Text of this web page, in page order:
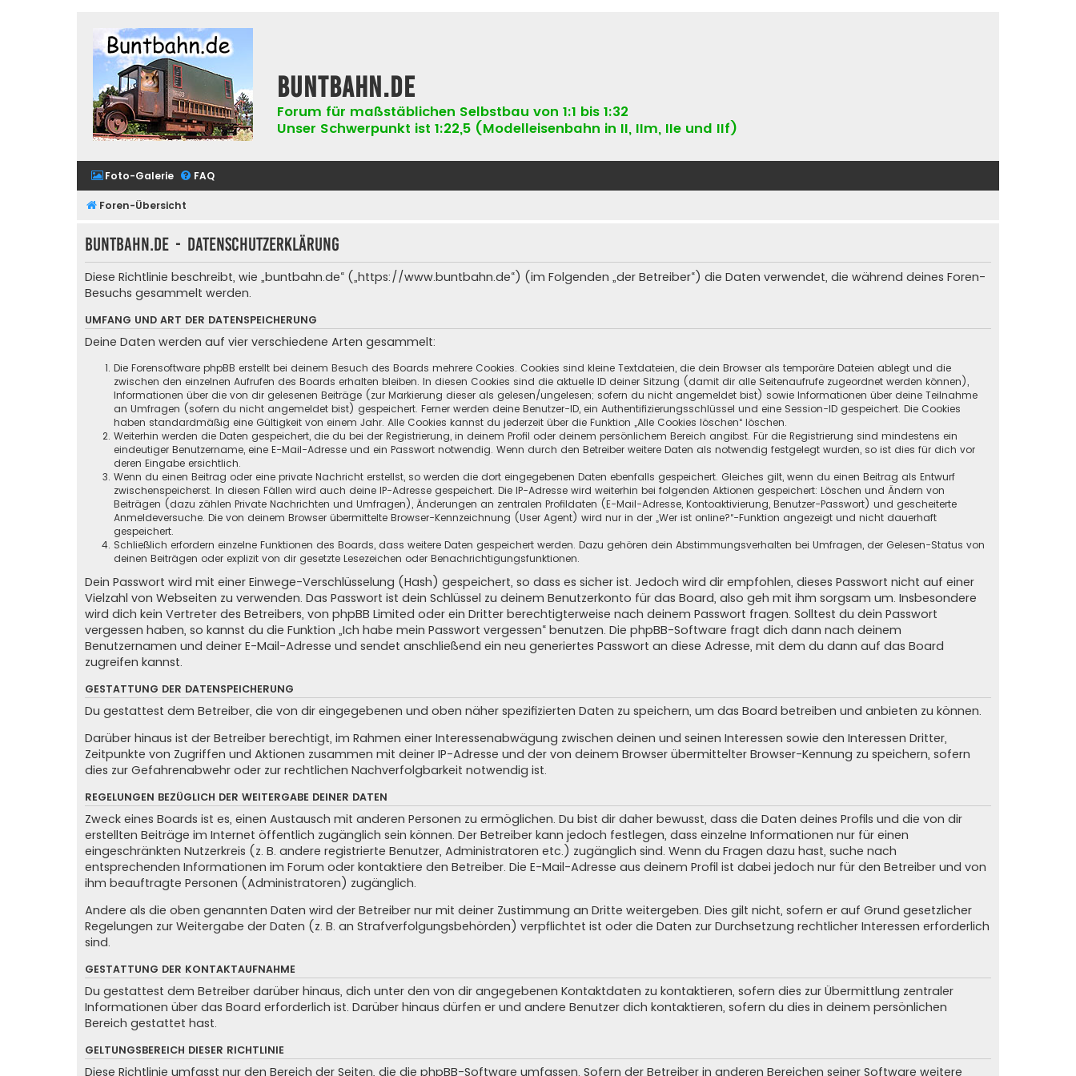
buntbahn.de
Forum für maßstäblichen Selbstbau von 1:1 bis 1:32
Unser Schwerpunkt ist 1:22,5 (Modelleisenbahn in II, IIm, IIe und IIf)
Foto-Galerie FAQ
Foren-Übersicht
buntbahn.de - Datenschutzerklärung
Diese Richtlinie beschreibt, wie „buntbahn.de“ („https://www.buntbahn.de“) (im Folgenden „der Betreiber“) die Daten verwendet, die während deines Foren-
Besuchs gesammelt werden.
UMFANG UND ART DER DATENSPEICHERUNG
Deine Daten werden auf vier verschiedene Arten gesammelt:
Die Forensoftware phpBB erstellt bei deinem Besuch des Boards mehrere Cookies. Cookies sind kleine Textdateien, die dein Browser als temporäre Dateien ablegt und die
zwischen den einzelnen Aufrufen des Boards erhalten bleiben. In diesen Cookies sind die aktuelle ID deiner Sitzung (damit dir alle Seitenaufrufe zugeordnet werden können),
Informationen über die von dir gelesenen Beiträge (zur Markierung dieser als gelesen/ungelesen; sofern du nicht angemeldet bist) sowie Informationen über deine Teilnahme
an Umfragen (sofern du nicht angemeldet bist) gespeichert. Ferner werden deine Benutzer-ID, ein Authentifizierungsschlüssel und eine Session-ID gespeichert. Die Cookies
haben standardmäßig eine Gültigkeit von einem Jahr. Alle Cookies kannst du jederzeit über die Funktion „Alle Cookies löschen“ löschen.
Weiterhin werden die Daten gespeichert, die du bei der Registrierung, in deinem Profil oder deinem persönlichem Bereich angibst. Für die Registrierung sind mindestens ein
eindeutiger Benutzername, eine E-Mail-Adresse und ein Passwort notwendig. Wenn durch den Betreiber weitere Daten als notwendig festgelegt wurden, so ist dies für dich vor
deren Eingabe ersichtlich.
Wenn du einen Beitrag oder eine private Nachricht erstellst, so werden die dort eingegebenen Daten ebenfalls gespeichert. Gleiches gilt, wenn du einen Beitrag als Entwurf
zwischenspeicherst. In diesen Fällen wird auch deine IP-Adresse gespeichert. Die IP-Adresse wird weiterhin bei folgenden Aktionen gespeichert: Löschen und Ändern von
Beiträgen (dazu zählen Private Nachrichten und Umfragen), Änderungen an zentralen Profildaten (E-Mail-Adresse, Kontoaktivierung, Benutzer-Passwort) und gescheiterte
Anmeldeversuche. Die von deinem Browser übermittelte Browser-Kennzeichnung (User Agent) wird nur in der „Wer ist online?“-Funktion angezeigt und nicht dauerhaft
gespeichert.
Schließlich erfordern einzelne Funktionen des Boards, dass weitere Daten gespeichert werden. Dazu gehören dein Abstimmungsverhalten bei Umfragen, der Gelesen-Status von
deinen Beiträgen oder explizit von dir gesetzte Lesezeichen oder Benachrichtigungsfunktionen.
Dein Passwort wird mit einer Einwege-Verschlüsselung (Hash) gespeichert, so dass es sicher ist. Jedoch wird dir empfohlen, dieses Passwort nicht auf einer
Vielzahl von Webseiten zu verwenden. Das Passwort ist dein Schlüssel zu deinem Benutzerkonto für das Board, also geh mit ihm sorgsam um. Insbesondere
wird dich kein Vertreter des Betreibers, von phpBB Limited oder ein Dritter berechtigterweise nach deinem Passwort fragen. Solltest du dein Passwort
vergessen haben, so kannst du die Funktion „Ich habe mein Passwort vergessen“ benutzen. Die phpBB-Software fragt dich dann nach deinem
Benutzernamen und deiner E-Mail-Adresse und sendet anschließend ein neu generiertes Passwort an diese Adresse, mit dem du dann auf das Board
zugreifen kannst.
GESTATTUNG DER DATENSPEICHERUNG
Du gestattest dem Betreiber, die von dir eingegebenen und oben näher spezifizierten Daten zu speichern, um das Board betreiben und anbieten zu können.
Darüber hinaus ist der Betreiber berechtigt, im Rahmen einer Interessenabwägung zwischen deinen und seinen Interessen sowie den Interessen Dritter,
Zeitpunkte von Zugriffen und Aktionen zusammen mit deiner IP-Adresse und der von deinem Browser übermittelter Browser-Kennung zu speichern, sofern
dies zur Gefahrenabwehr oder zur rechtlichen Nachverfolgbarkeit notwendig ist.
REGELUNGEN BEZÜGLICH DER WEITERGABE DEINER DATEN
Zweck eines Boards ist es, einen Austausch mit anderen Personen zu ermöglichen. Du bist dir daher bewusst, dass die Daten deines Profils und die von dir
erstellten Beiträge im Internet öffentlich zugänglich sein können. Der Betreiber kann jedoch festlegen, dass einzelne Informationen nur für einen
eingeschränkten Nutzerkreis (z. B. andere registrierte Benutzer, Administratoren etc.) zugänglich sind. Wenn du Fragen dazu hast, suche nach
entsprechenden Informationen im Forum oder kontaktiere den Betreiber. Die E-Mail-Adresse aus deinem Profil ist dabei jedoch nur für den Betreiber und von
ihm beauftragte Personen (Administratoren) zugänglich.
Andere als die oben genannten Daten wird der Betreiber nur mit deiner Zustimmung an Dritte weitergeben. Dies gilt nicht, sofern er auf Grund gesetzlicher
Regelungen zur Weitergabe der Daten (z. B. an Strafverfolgungsbehörden) verpflichtet ist oder die Daten zur Durchsetzung rechtlicher Interessen erforderlich
sind.
GESTATTUNG DER KONTAKTAUFNAHME
Du gestattest dem Betreiber darüber hinaus, dich unter den von dir angegebenen Kontaktdaten zu kontaktieren, sofern dies zur Übermittlung zentraler
Informationen über das Board erforderlich ist. Darüber hinaus dürfen er und andere Benutzer dich kontaktieren, sofern du dies in deinem persönlichen
Bereich gestattet hast.
GELTUNGSBEREICH DIESER RICHTLINIE
Diese Richtlinie umfasst nur den Bereich der Seiten, die die phpBB-Software umfassen. Sofern der Betreiber in anderen Bereichen seiner Software weitere